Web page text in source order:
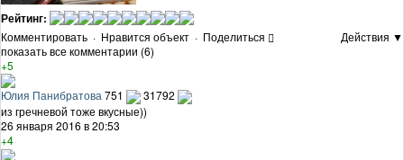
Рейтинг:
Комментировать · Нравится объект · Поделиться
Действия ▼
показать все комментарии (6)
+5
Юлия Панибратова751
31792
из гречневой тоже вкусные))
26 января 2016 в 20:53
+4